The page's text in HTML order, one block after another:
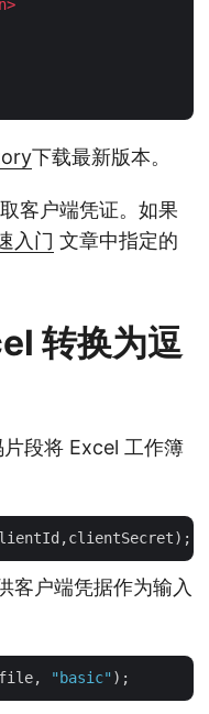
>
下载最新版本。
客户端凭证。如果
入门 文章中指定的
转换为逗
段将 Excel 工作簿
客户端凭据作为输入
"basic"